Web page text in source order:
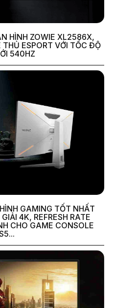
HÌNH ZOWIE XL2586X,
THỦ ESPORT VỚI TỐC ĐỘ
540HZ
GAMING TỐT NHẤT
4K, REFRESH RATE
CHO GAME CONSOLE